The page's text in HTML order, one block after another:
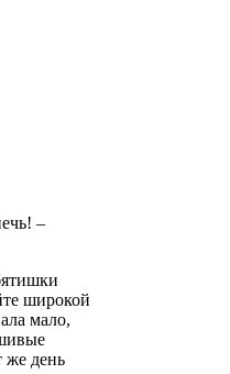
–
широкой
мало,
день